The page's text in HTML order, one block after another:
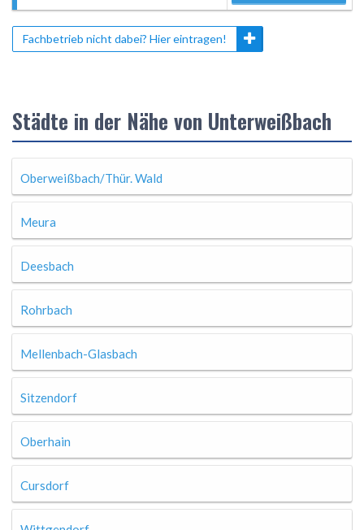
Fachbetrieb nicht dabei? Hier eintragen!
Städte in der Nähe von Unterweißbach
Oberweißbach/Thür. Wald
Meura
Deesbach
Rohrbach
Mellenbach-Glasbach
Sitzendorf
Oberhain
Cursdorf